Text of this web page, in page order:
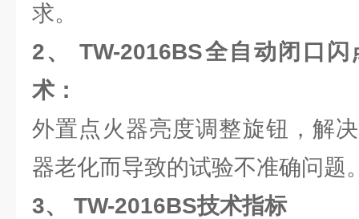
求。
2、TW-2016BS全自动闭口
术：
外置点火器亮度调整旋钮，解
器老化而导致的试验不准确问题
3、 TW-2016BS技术指标